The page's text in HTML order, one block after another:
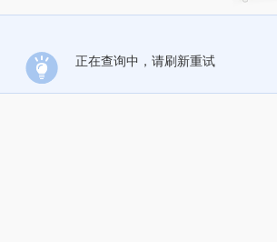
正在查询中，请刷新重试